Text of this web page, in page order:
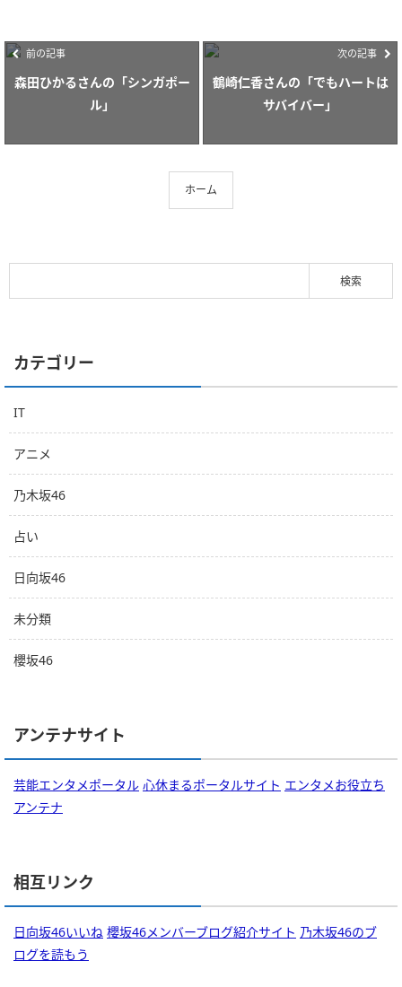
前の記事
森田ひかるさんの「シンガポー
ル」
次の記事
鶴崎仁香さんの「でもハートは
サバイバー」
ホーム
カテゴリー
IT
アニメ
乃木坂46
占い
日向坂46
未分類
櫻坂46
アンテナサイト
芸能エンタメポータル 心休まるポータルサイト エンタメお役立ち
アンテナ
相互リンク
日向坂46いいね 櫻坂46メンバーブログ紹介サイト 乃木坂46のブ
ログを読もう